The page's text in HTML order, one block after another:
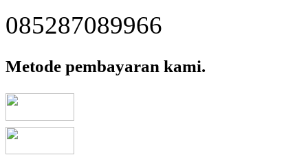
085287089966
Metode pembayaran kami.